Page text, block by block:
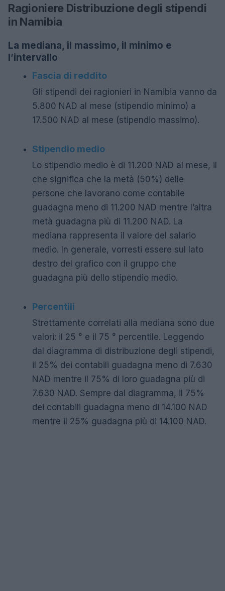
Ragioniere Distribuzione degli stipendi
in Namibia
La mediana, il massimo, il minimo e
l’intervallo
Fascia di reddito
Gli stipendi dei ragionieri in Namibia vanno da
5.800 NAD al mese (stipendio minimo) a
17.500 NAD al mese (stipendio massimo).
Stipendio medio
Lo stipendio medio è di 11.200 NAD al mese, il
che significa che la metà (50%) delle
persone che lavorano come contabile
guadagna meno di 11.200 NAD mentre l’altra
metà guadagna più di 11.200 NAD. La
mediana rappresenta il valore del salario
medio. In generale, vorresti essere sul lato
destro del grafico con il gruppo che
guadagna più dello stipendio medio.
Percentili
Strettamente correlati alla mediana sono due
valori: il 25 ° e il 75 ° percentile. Leggendo
dal diagramma di distribuzione degli stipendi,
il 25% dei contabili guadagna meno di 7.630
NAD mentre il 75% di loro guadagna più di
7.630 NAD. Sempre dal diagramma, il 75%
dei contabili guadagna meno di 14.100 NAD
mentre il 25% guadagna più di 14.100 NAD.